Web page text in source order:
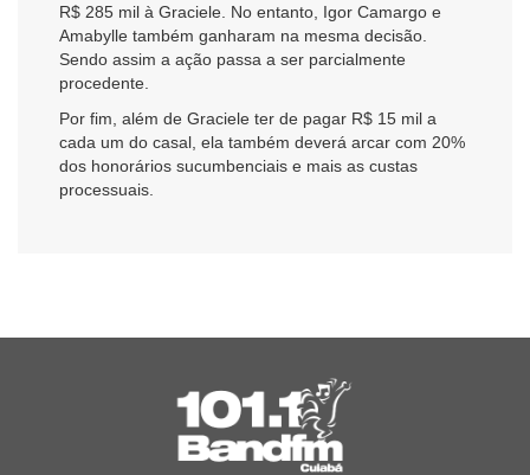
R$ 285 mil à Graciele. No entanto, Igor Camargo e
Amabylle também ganharam na mesma decisão.
Sendo assim a ação passa a ser parcialmente
procedente.
Por fim, além de Graciele ter de pagar R$ 15 mil a
cada um do casal, ela também deverá arcar com 20%
dos honorários sucumbenciais e mais as custas
processuais.